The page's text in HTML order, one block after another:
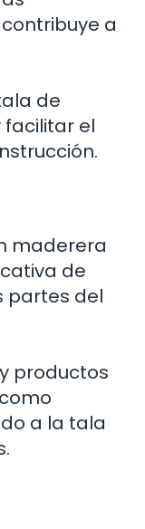
a
de
el
maderera
de
partes del
productos
a la tala